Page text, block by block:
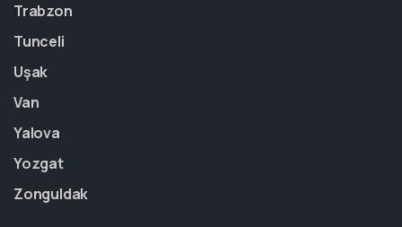
Trabzon
Tunceli
Uşak
Van
Yalova
Yozgat
Zonguldak